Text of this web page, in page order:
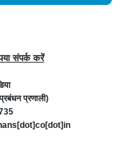
संपर्क करें
प्रणाली)